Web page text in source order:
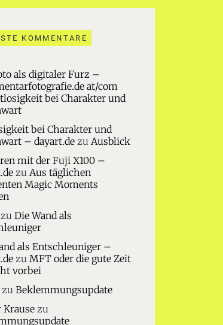
KOMMENTARE
als digitaler Furz –
at/com
bei Charakter und
bei Charakter und
– dayart.dezu Ausblick
mit der Fuji X100 –
zu Aus täglichen
Magic Moments
zu Die Wand als
als Entschleuniger –
zu MFT oder die gute Zeit
vorbei
Beklemmungsupdate
Krausezu